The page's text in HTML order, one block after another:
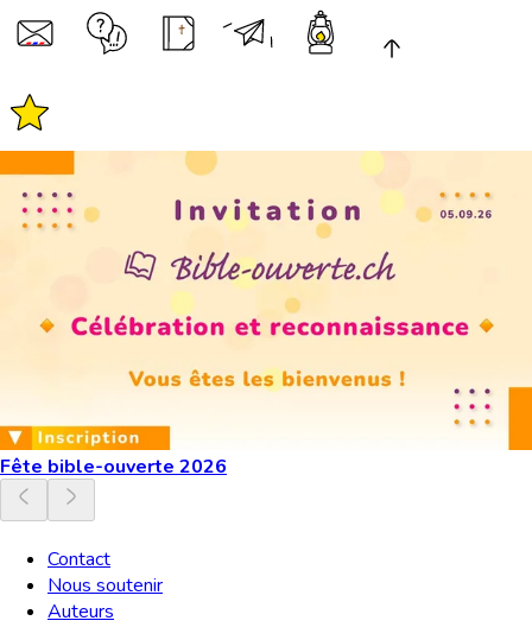
Fête bible-ouverte 2026
Contact
Nous soutenir
Auteurs